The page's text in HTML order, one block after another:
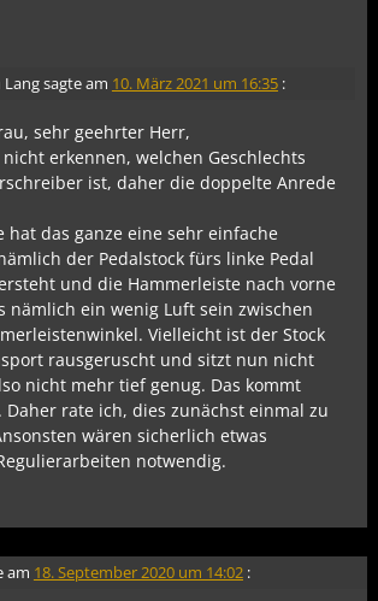
Langsagte am 10. März 2021 um 16:35 :
sehr geehrter Herr,
erkennen, welchen Geschlechts
ist, daher die doppelte Anrede
hat das ganze eine sehr einfache
der Pedalstock fürs linke Pedal
und die Hammerleiste nach vorne
nämlich ein wenig Luft sein zwischen
Vielleicht ist der Stock
rausgeruscht und sitzt nun nicht
nicht mehr tief genug. Das kommt
Daher rate ich, dies zunächst einmal zu
wären sicherlich etwas
notwendig.
am 18. September 2020 um 14:02 :